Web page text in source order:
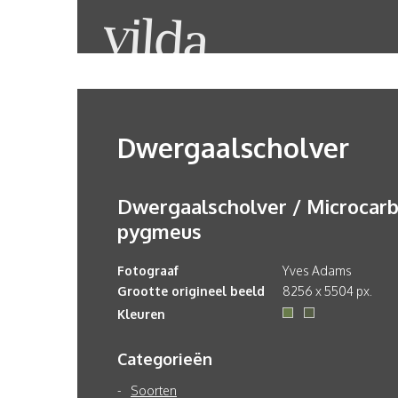
Dwergaalscholver
Dwergaalscholver /
pygmeus
Fotograaf
Yves Adams
Grootte origineel beeld
8256 x 5504 px.
Kleuren
Categorieën
Soorten